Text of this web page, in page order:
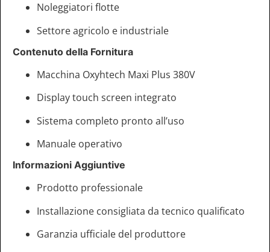
Noleggiatori flotte
Settore agricolo e industriale
Contenuto della Fornitura
Macchina Oxyhtech Maxi Plus 380V
Display touch screen integrato
Sistema completo pronto all’uso
Manuale operativo
Informazioni Aggiuntive
Prodotto professionale
Installazione consigliata da tecnico qualificato
Garanzia ufficiale del produttore